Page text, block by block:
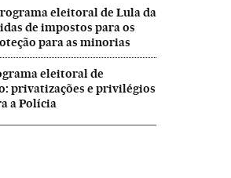
eleitoral de Lula da
de impostos para os
para as minorias
eleitoral de
privatizações e privilégios
a Polícia